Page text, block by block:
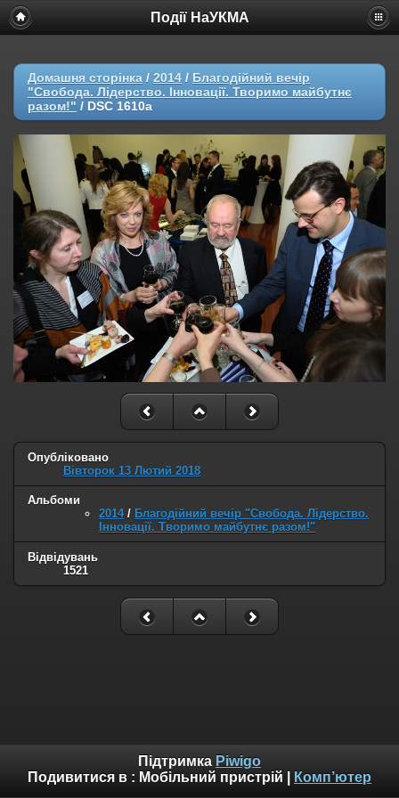
Події НаУКМА
Домашня сторінка / 2014 / Благодійний вечір
"Свобода. Лідерство. Інновації. Творимо майбутнє
разом!" / DSC 1610a
Опубліковано
Вівторок 13 Лютий 2018
Альбоми
2014/ Благодійний вечір "Свобода. Лідерство.
Інновації. Творимо майбутнє разом!"
Відвідувань
1521
Підтримка Piwigo
Подивитися в : Мобільний пристрій Комп’ютер